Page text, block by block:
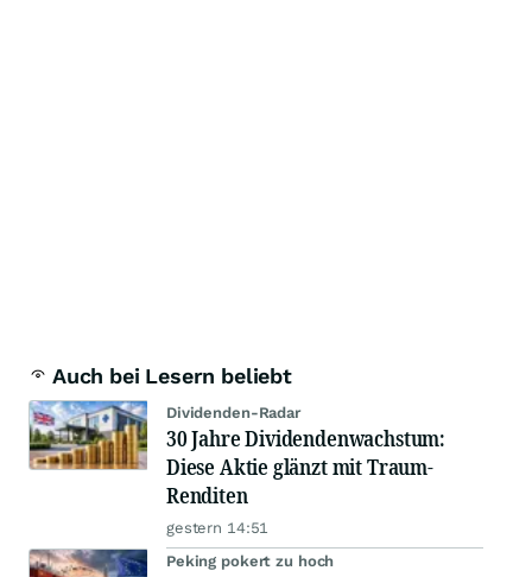
Auch bei Lesern beliebt
Dividenden-Radar
30 Jahre Dividendenwachstum:
Diese Aktie glänzt mit Traum-
Renditen
gestern 14:51
Peking pokert zu hoch